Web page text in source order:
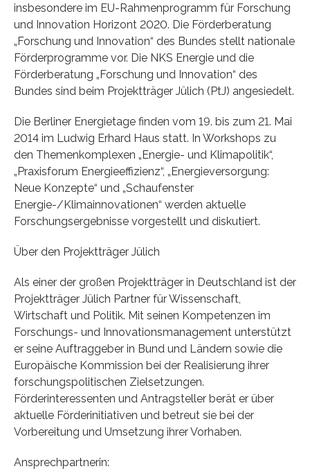
insbesondere im EU-Rahmenprogramm für Forschung
und Innovation Horizont 2020. Die Förderberatung
„Forschung und Innovation“ des Bundes stellt nationale
Förderprogramme vor. Die NKS Energie und die
Förderberatung „Forschung und Innovation“ des
Bundes sind beim Projektträger Jülich (PtJ) angesiedelt.
Die Berliner Energietage finden vom 19. bis zum 21. Mai
2014 im Ludwig Erhard Haus statt. In Workshops zu
den Themenkomplexen „Energie- und Klimapolitik“,
„Praxisforum Energieeffizienz“, „Energieversorgung:
Neue Konzepte“ und „Schaufenster
Energie-/Klimainnovationen“ werden aktuelle
Forschungsergebnisse vorgestellt und diskutiert.
Über den Projektträger Jülich
Als einer der großen Projektträger in Deutschland ist der
Projektträger Jülich Partner für Wissenschaft,
Wirtschaft und Politik. Mit seinen Kompetenzen im
Forschungs- und Innovationsmanagement unterstützt
er seine Auftraggeber in Bund und Ländern sowie die
Europäische Kommission bei der Realisierung ihrer
forschungspolitischen Zielsetzungen.
Förderinteressenten und Antragsteller berät er über
aktuelle Förderinitiativen und betreut sie bei der
Vorbereitung und Umsetzung ihrer Vorhaben.
Ansprechpartnerin: